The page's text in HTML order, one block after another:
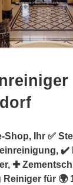
Shop, Ihr ✅
✔️
✚
für 🌍